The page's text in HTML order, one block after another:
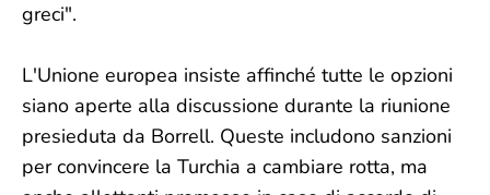
greci".
L'Unione europea insiste affinché tutte le opzioni
siano aperte alla discussione durante la riunione
presieduta da Borrell. Queste includono sanzioni
per convincere la Turchia a cambiare rotta, ma